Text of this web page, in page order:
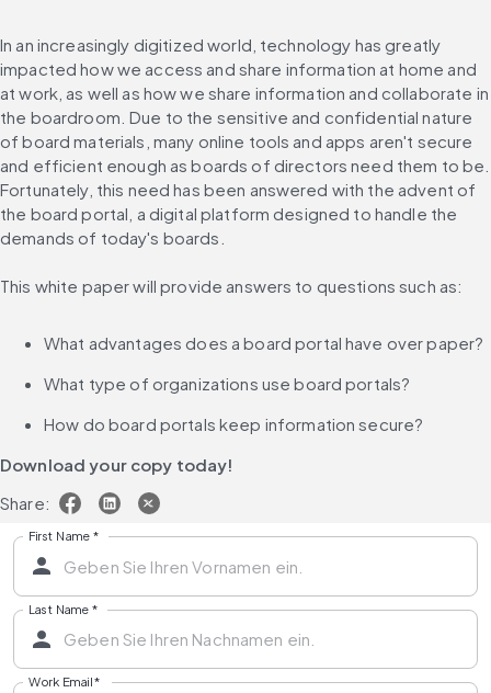
In an increasingly digitized world, technology has greatly
impacted how we access and share information at home and
at work, as well as how we share information and collaborate in
the boardroom. Due to the sensitive and confidential nature
of board materials, many online tools and apps aren't secure
and efficient enough as boards of directors need them to be.
Fortunately, this need has been answered with the advent of
the board portal, a digital platform designed to handle the
demands of today's boards.
This white paper will provide answers to questions such as:
What advantages does a board portal have over paper?
What type of organizations use board portals?
How do board portals keep information secure?
Download your copy today!
Share:
First Name *
Last Name *
Work Email*